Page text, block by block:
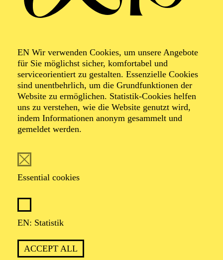
EN Wir verwenden Cookies, um unsere Angebote
für Sie möglichst sicher, komfortabel und
serviceorientiert zu gestalten. Essenzielle Cookies
sind unentbehrlich, um die Grundfunktionen der
Website zu ermöglichen. Statistik-Cookies helfen
uns zu verstehen, wie die Website genutzt wird,
indem Informationen anonym gesammelt und
gemeldet werden.
Essential cookies
EN: Statistik
ACCEPT ALL
Alfried Krupp Saal
Organiser: Theater-, Konzert- u. Gastspieldirektion OTTO
HOFNER GMBH
TICKETS
55,20 52,70€
EN: SCHAUSPIEL ESSEN
05.09.2026
19:30 - 21:30
BLICK AUF DEN IRAN –
STIMMEN ZUR AKTUELLEN
LAGE